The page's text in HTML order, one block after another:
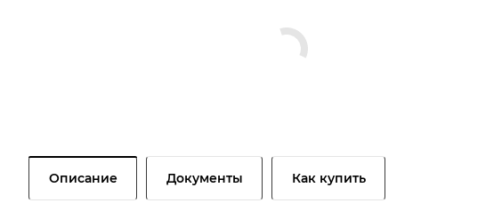
Описание Документы Как купить